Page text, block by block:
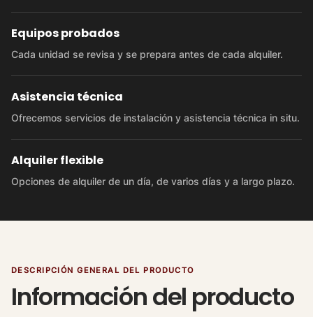
Equipos probados
Cada unidad se revisa y se prepara antes de cada alquiler.
Asistencia técnica
Ofrecemos servicios de instalación y asistencia técnica in situ.
Alquiler flexible
Opciones de alquiler de un día, de varios días y a largo plazo.
DESCRIPCIÓN GENERAL DEL PRODUCTO
Información del producto